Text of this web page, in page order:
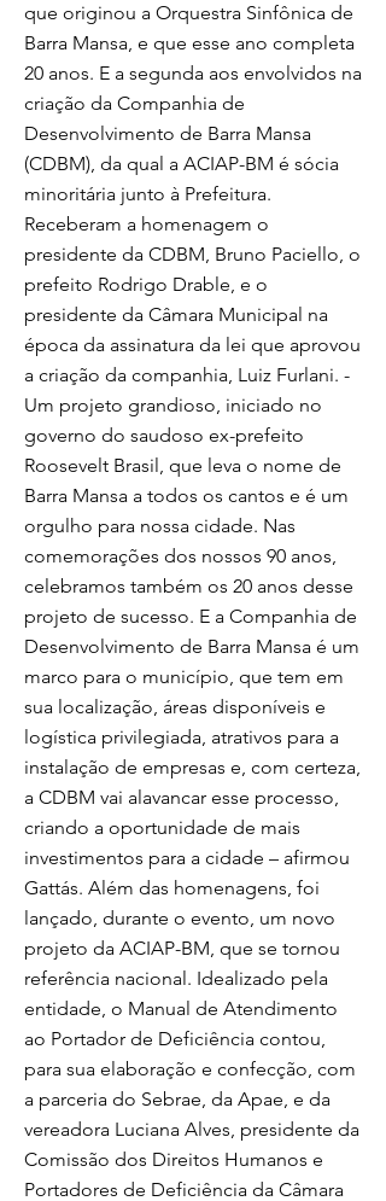
que originou a Orquestra Sinfônica de
Barra Mansa, e que esse ano completa
20 anos. E a segunda aos envolvidos na
criação da Companhia de
Desenvolvimento de Barra Mansa
(CDBM), da qual a ACIAP-BM é sócia
minoritária junto à Prefeitura.
Receberam a homenagem o
presidente da CDBM, Bruno Paciello, o
prefeito Rodrigo Drable, e o
presidente da Câmara Municipal na
época da assinatura da lei que aprovou
a criação da companhia, Luiz Furlani. -
Um projeto grandioso, iniciado no
governo do saudoso ex-prefeito
Roosevelt Brasil, que leva o nome de
Barra Mansa a todos os cantos e é um
orgulho para nossa cidade. Nas
comemorações dos nossos 90 anos,
celebramos também os 20 anos desse
projeto de sucesso. E a Companhia de
Desenvolvimento de Barra Mansa é um
marco para o município, que tem em
sua localização, áreas disponíveis e
logística privilegiada, atrativos para a
instalação de empresas e, com certeza,
a CDBM vai alavancar esse processo,
criando a oportunidade de mais
investimentos para a cidade – afirmou
Gattás. Além das homenagens, foi
lançado, durante o evento, um novo
projeto da ACIAP-BM, que se tornou
referência nacional. Idealizado pela
entidade, o Manual de Atendimento
ao Portador de Deficiência contou,
para sua elaboração e confecção, com
a parceria do Sebrae, da Apae, e da
vereadora Luciana Alves, presidente da
Comissão dos Direitos Humanos e
Portadores de Deficiência da Câmara